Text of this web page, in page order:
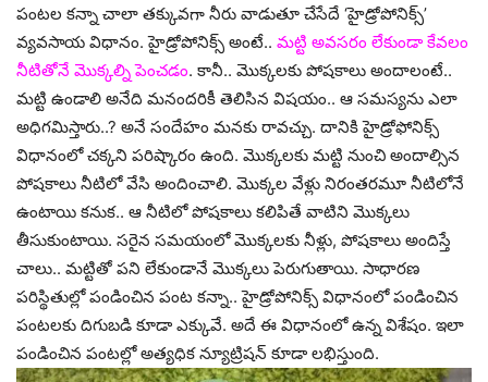
పంటల కన్నా చాలా తక్కువగా నీరు వాడుతూ చేసేదే ‘హైడ్రోపోనిక్స్’
వ్యవసాయ విధానం. హైడ్రోపోనిక్స్ అంటే.. మట్టి అవసరం లేకుండా కేవలం
నీటితోనే మొక్కల్ని పెంచడం. కానీ.. మొక్కలకు పోషకాలు అందాలంటే..
మట్టి ఉండాలి అనేది మనందరికీ తెలిసిన విషయం.. ఆ సమస్యను ఎలా
అధిగమిస్తారు..? అనే సందేహం మనకు రావచ్చు. దానికి హైడ్రోఫోనిక్స్
విధానంలో చక్కని పరిష్కారం ఉంది. మొక్కలకు మట్టి నుంచి అందాల్సిన
పోషకాలు నీటిలో వేసి అందించాలి. మొక్కల వేళ్లు నిరంతరమూ నీటిలోనే
ఉంటాయి కనుక.. ఆ నీటిలో పోషకాలు కలిపితే వాటిని మొక్కలు
తీసుకుంటాయి. సరైన సమయంలో మొక్కలకు నీళ్లు, పోషకాలు అందిస్తే
చాలు.. మట్టితో పని లేకుండానే మొక్కలు పెరుగుతాయి. సాధారణ
పరిస్థితుల్లో పండించిన పంట కన్నా.. హైడ్రోపోనిక్స్ విధానంలో పండించిన
పంటలకు దిగుబడి కూడా ఎక్కువే. అదే ఈ విధానంలో ఉన్న విశేషం. ఇలా
పండించిన పంటల్లో అత్యధిక న్యూట్రిషన్ కూడా లభిస్తుంది.